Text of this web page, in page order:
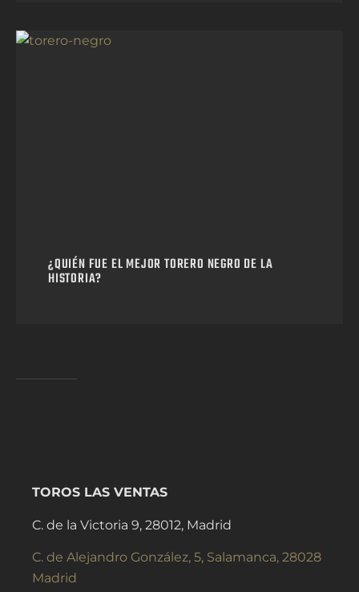
¿QUIÉN FUE EL MEJOR TORERO NEGRO DE LA
HISTORIA?
TOROS LAS VENTAS
C. de la Victoria 9, 28012, Madrid
C. de Alejandro González, 5, Salamanca, 28028
Madrid